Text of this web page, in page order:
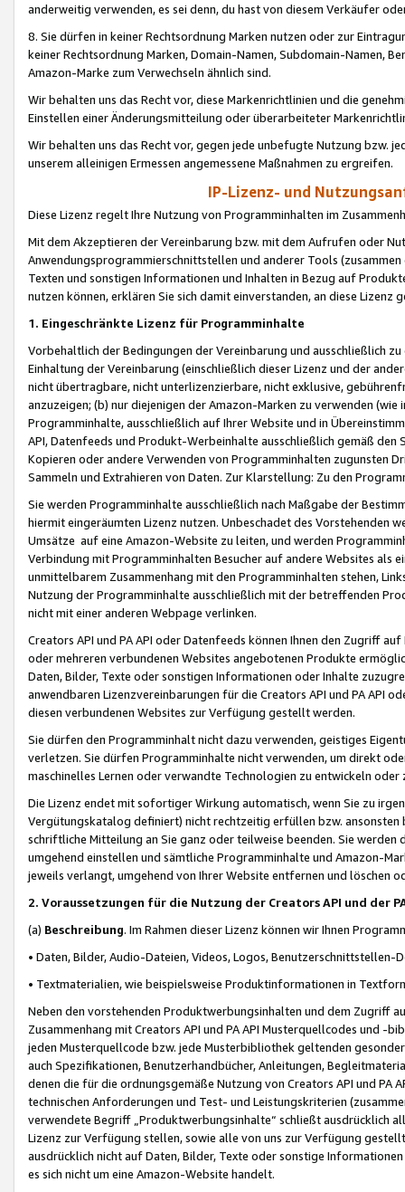
anderweitig verwenden, es sei denn, du hast von diesem Verkäufer
8. Sie dürfen in keiner Rechtsordnung Marken nutzen oder zur
keiner Rechtsordnung Marken, Domain-Namen, Subdomain-Namen,
Amazon-Marke zum Verwechseln ähnlich sind.
Wir behalten uns das Recht vor, diese Markenrichtlinien und die
Einstellen einer Änderungsmitteilung oder überarbeiteter
Wir behalten uns das Recht vor, gegen jede unbefugte Nutzung bzw.
unserem alleinigen Ermessen angemessene Maßnahmen zu ergreifen.
IP-Lizenz- und
Diese Lizenz regelt Ihre Nutzung von Programminhalten im
Mit dem Akzeptieren der Vereinbarung bzw. mit dem Aufrufen oder
Anwendungsprogrammierschnittstellen und anderer Tools (zusammen
Texten und sonstigen Informationen und Inhalten in Bezug auf
nutzen können, erklären Sie sich damit einverstanden, an diese Lizenz
1. Eingeschränkte Lizenz für Programminhalte
Vorbehaltlich der Bedingungen der Vereinbarung und ausschließlich
Einhaltung der Vereinbarung (einschließlich dieser Lizenz und der
nicht übertragbare, nicht unterlizenzierbare, nicht exklusive,
anzuzeigen; (b) nur diejenigen der Amazon-Marken zu verwenden
Programminhalte, ausschließlich auf Ihrer Website und in
API, Datenfeeds und Produkt-Werbeinhalte ausschließlich gemäß
Kopieren oder andere Verwenden von Programminhalten zugunsten
Sammeln und Extrahieren von Daten. Zur Klarstellung: Zu den
Sie werden Programminhalte ausschließlich nach Maßgabe der
hiermit eingeräumten Lizenz nutzen. Unbeschadet des Vorstehenden
Umsätze auf eine Amazon-Website zu leiten, und werden
Verbindung mit Programminhalten Besucher auf andere Websites als
unmittelbarem Zusammenhang mit den Programminhalten stehen,
Nutzung der Programminhalte ausschließlich mit der betreffenden
nicht mit einer anderen Webpage verlinken.
Creators API und PA API oder Datenfeeds können Ihnen den Zugriff
oder mehreren verbundenen Websites angebotenen Produkte
Daten, Bilder, Texte oder sonstigen Informationen oder Inhalte
anwendbaren Lizenzvereinbarungen für die Creators API und PA API
diesen verbundenen Websites zur Verfügung gestellt werden.
Sie dürfen den Programminhalt nicht dazu verwenden, geistiges
verletzen. Sie dürfen Programminhalte nicht verwenden, um direkt
maschinelles Lernen oder verwandte Technologien zu entwickeln
Die Lizenz endet mit sofortiger Wirkung automatisch, wenn Sie zu
Vergütungskatalog definiert) nicht rechtzeitig erfüllen bzw. ansonsten
schriftliche Mitteilung an Sie ganz oder teilweise beenden. Sie werden
umgehend einstellen und sämtliche Programminhalte und Amazon-
jeweils verlangt, umgehend von Ihrer Website entfernen und löschen
2. Voraussetzungen für die Nutzung der Creators API und der
(a) Beschreibung. Im Rahmen dieser Lizenz können wir Ihnen
• Daten, Bilder, Audio-Dateien, Videos, Logos, Benutzerschnittstellen-
• Textmaterialien, wie beispielsweise Produktinformationen in
Neben den vorstehenden Produktwerbungsinhalten und dem Zugriff
Zusammenhang mit Creators API und PA API Musterquellcodes und
jeden Musterquellcode bzw. jede Musterbibliothek geltenden
auch Spezifikationen, Benutzerhandbücher, Anleitungen,
denen die für die ordnungsgemäße Nutzung von Creators API und PA
technischen Anforderungen und Test- und Leistungskriterien
verwendete Begriff „Produktwerbungsinhalte“ schließt ausdrücklich
Lizenz zur Verfügung stellen, sowie alle von uns zur Verfügung
ausdrücklich nicht auf Daten, Bilder, Texte oder sonstige
es sich nicht um eine Amazon-Website handelt.